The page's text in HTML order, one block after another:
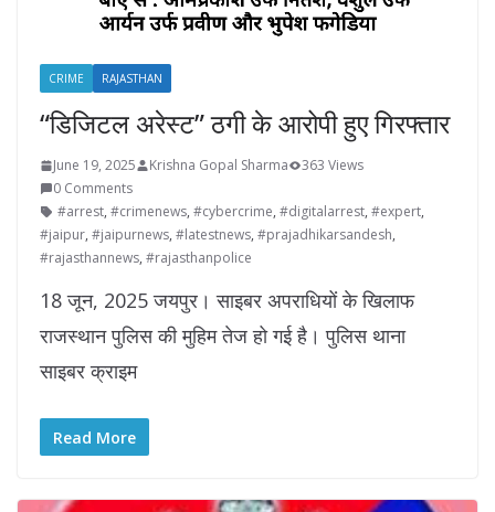
CRIME RAJASTHAN
“डिजिटल अरेस्ट” ठगी के आरोपी हुए गिरफ्तार
June 19, 2025 Krishna Gopal Sharma
363 Views
0 Comments
#arrest, #crimenews, #cybercrime, #digitalarrest, #expert,
#jaipur, #jaipurnews, #latestnews, #prajadhikarsandesh,
#rajasthannews, #rajasthanpolice
18 जून, 2025 जयपुर। साइबर अपराधियों के खिलाफ
राजस्थान पुलिस की मुहिम तेज हो गई है। पुलिस थाना
साइबर क्राइम
Read More